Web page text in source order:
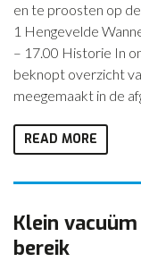
en te proosten op
1 Hengevelde
– 17.00 Historie In
beknopt overzicht
meegemaakt in de
READ MORE
Klein
bereik